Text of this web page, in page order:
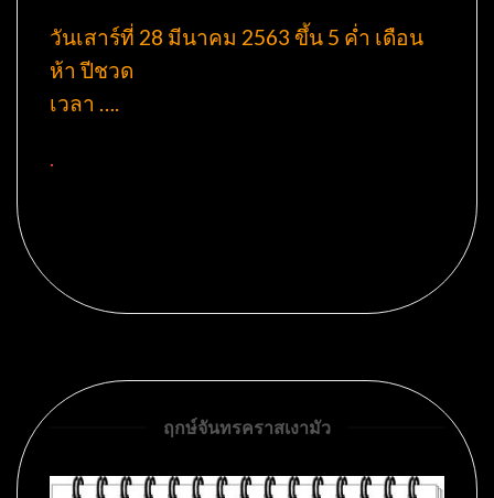
วันเสาร์ที่ 28 มีนาคม 2563 ขึ้น 5 ค่ำ เดือน
ห้า ปีชวด
เวลา ….
.
ฤกษ์จันทรคราสเงามัว